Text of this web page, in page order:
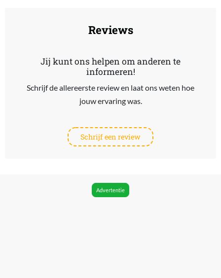
Reviews
Jij kunt ons helpen om anderen te
informeren!
Schrijf de allereerste review en laat ons weten hoe
jouw ervaring was.
Schrijf een review
Advertentie